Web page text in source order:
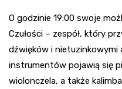
O godzinie 19:00 swoje
Czułości – zespół, który
dźwięków i nietuzinkowymi
instrumentów pojawią się
wiolonczela, a także